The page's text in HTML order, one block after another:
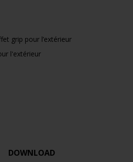
grip pour l’extérieur
l'extérieur
DOWNLOAD